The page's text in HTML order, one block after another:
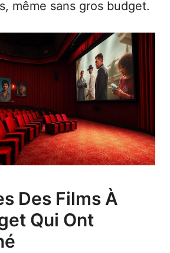
même sans gros budget.
Des Films À
Qui Ont